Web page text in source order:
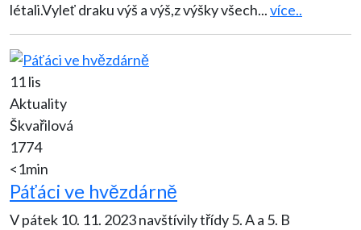
létali.Vyleť draku výš a výš,z výšky všech...více..
11 lis
Aktuality
Škvařilová
1774
<1min
Páťáci ve hvězdárně
V pátek 10. 11. 2023 navštívily třídy 5. A a 5. B